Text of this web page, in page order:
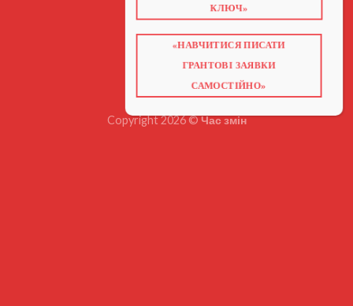
НАВЧАННЯ
КНИГИ
ВІДЕО ПРО ГРАНТИ
Copyright 2026 ©Час змін
КЛЮЧ»
«НАВЧИТИСЯ ПИСАТИ
ГРАНТОВІ ЗАЯВКИ
САМОСТІЙНО»